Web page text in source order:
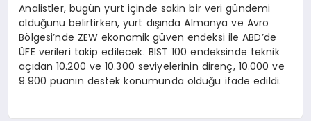
Analistler, bugün yurt içinde sakin bir veri gündemi
olduğunu belirtirken, yurt dışında Almanya ve Avro
Bölgesi’nde ZEW ekonomik güven endeksi ile ABD’de
ÜFE verileri takip edilecek. BIST 100 endeksinde teknik
açıdan 10.200 ve 10.300 seviyelerinin direnç, 10.000 ve
9.900 puanın destek konumunda olduğu ifade edildi.